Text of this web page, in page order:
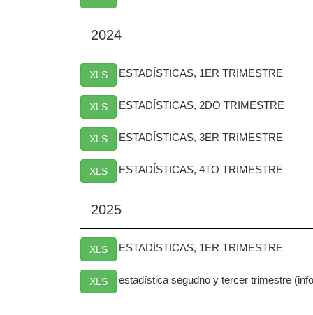
2024
XLS ESTADÍSTICAS, 1ER TRIMESTRE
XLS ESTADÍSTICAS, 2DO TRIMESTRE
XLS ESTADÍSTICAS, 3ER TRIMESTRE
XLS ESTADÍSTICAS, 4TO TRIMESTRE
2025
XLS ESTADÍSTICAS, 1ER TRIMESTRE
XLS estadística segudno y tercer trimestre